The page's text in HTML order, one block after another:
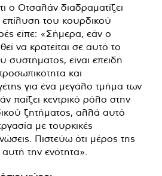
ο Οτσαλάν διαδραματίζει
επίλυση του κουρδικού
είπε: «Σήμερα, εάν ο
να κρατείται σε αυτό το
συστήματος, είναι επειδή
και
για ένα μεγάλο τμήμα των
κεντρικό ρόλο στην
ζητήματος, αλλά αυτό
με τουρκικές
Πιστεύω ότι μέρος της
την ενότητα».